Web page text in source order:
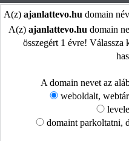
A(z) ajanlattevo.hu domain
A(z) ajanlattevo.hu domain
összegért 1 évre!
A domain nevet az
weboldalt,
domaint parkoltatni,